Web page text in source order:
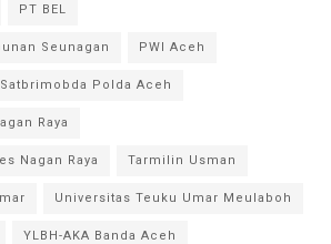
PT BEL
Seunagan PWI Aceh
Satbrimobda Polda Aceh
Raya
Nagan Raya Tarmilin Usman
Universitas Teuku Umar Meulaboh
YLBH-AKA Banda Aceh